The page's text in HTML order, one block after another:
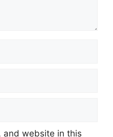
and website in this